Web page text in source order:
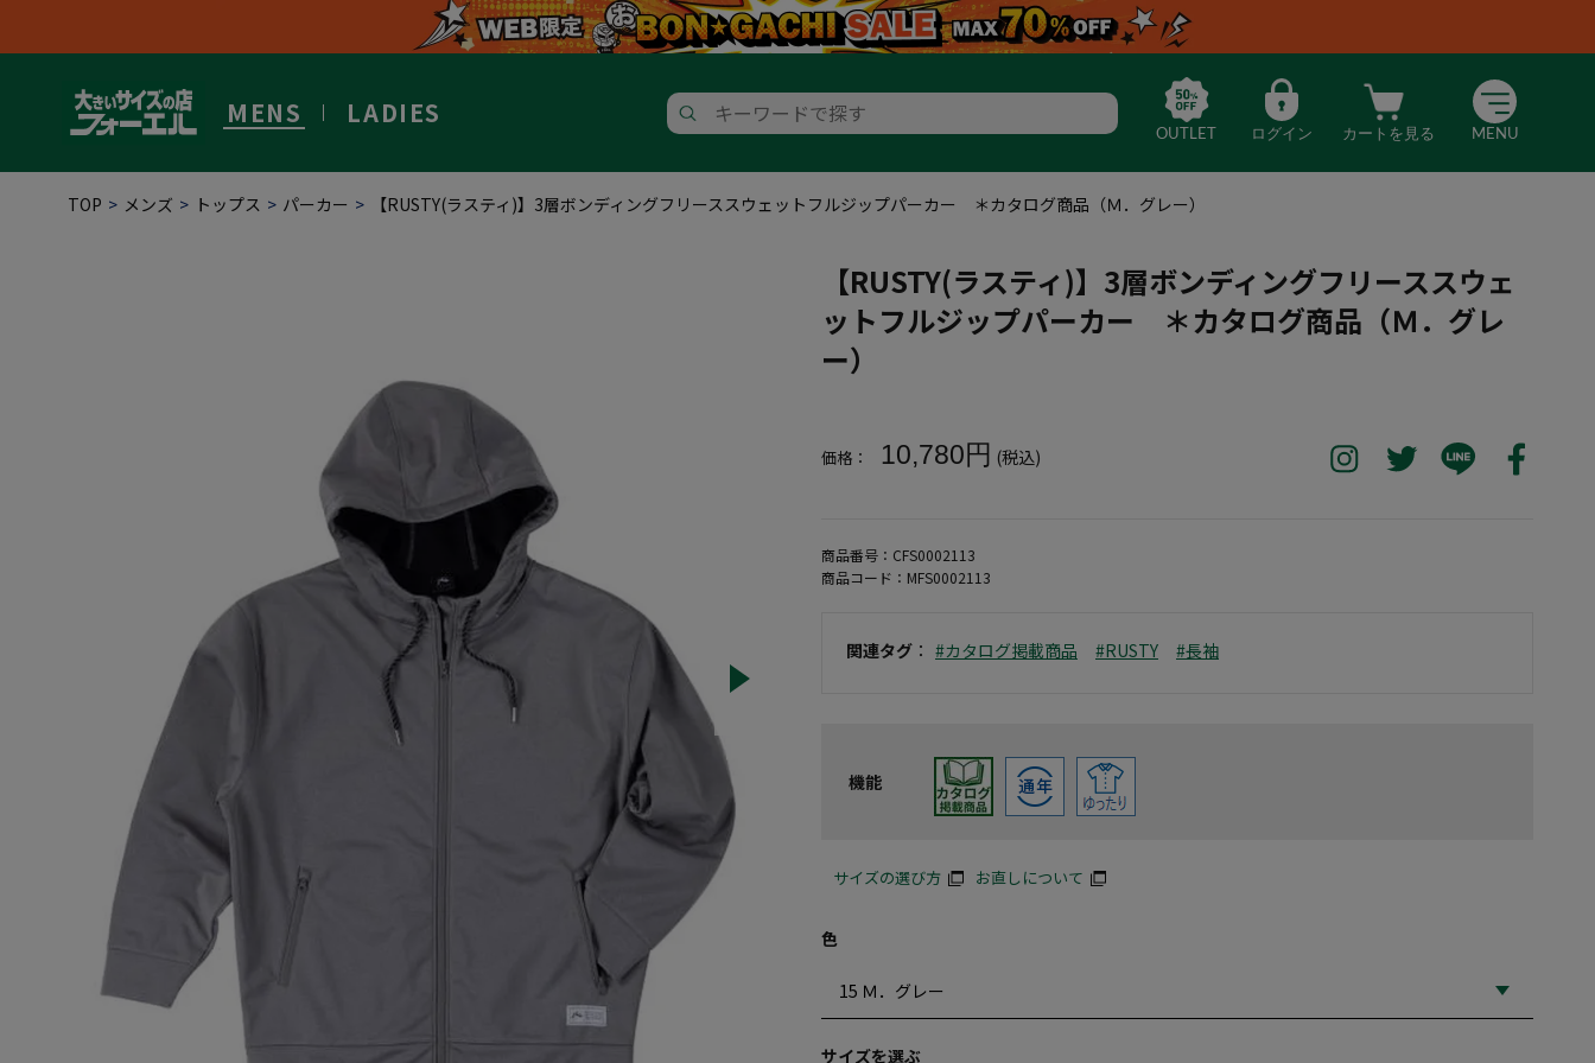
MENS LADIES
OUTLET ログイン カートを見る MENU
TOP メンズ トップス パーカー 【RUSTY(ラスティ)】3層ボンディングフリーススウェットフルジップパーカー ＊カタログ商品（Ｍ．グレー）
【RUSTY(ラスティ)】3層ボンディングフリーススウェ
ットフルジップパーカー ＊カタログ商品（Ｍ．グレ
ー）
価格： 10,780円 (税込)
商品番号： CFS0002113
商品コード： MFS0002113
関連タグ ： #カタログ掲載商品 #RUSTY #長袖
機能
サイズの選び方 お直しについて
色
サイズを選ぶ